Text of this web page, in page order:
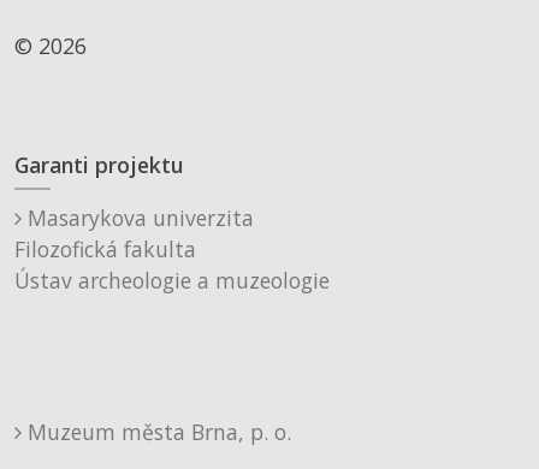
© 2026
Garanti projektu
Masarykova univerzita
Filozofická fakulta
Ústav archeologie a muzeologie
Muzeum města Brna, p. o.